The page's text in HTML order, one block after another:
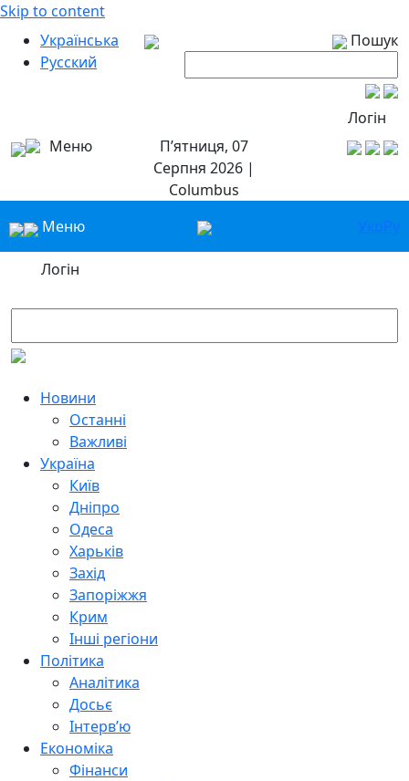
Skip to content
Українська
Русский
Пошук
Логін
Меню
П’ятниця, 07
Серпня 2026 |
Columbus
Меню
УкрРу
Логін
Новини
Останні
Важливі
Україна
Київ
Дніпро
Одеса
Харьків
Захід
Запоріжжя
Крим
Інші регіони
Політика
Аналітика
Досьє
Інтерв’ю
Економіка
Фінанси